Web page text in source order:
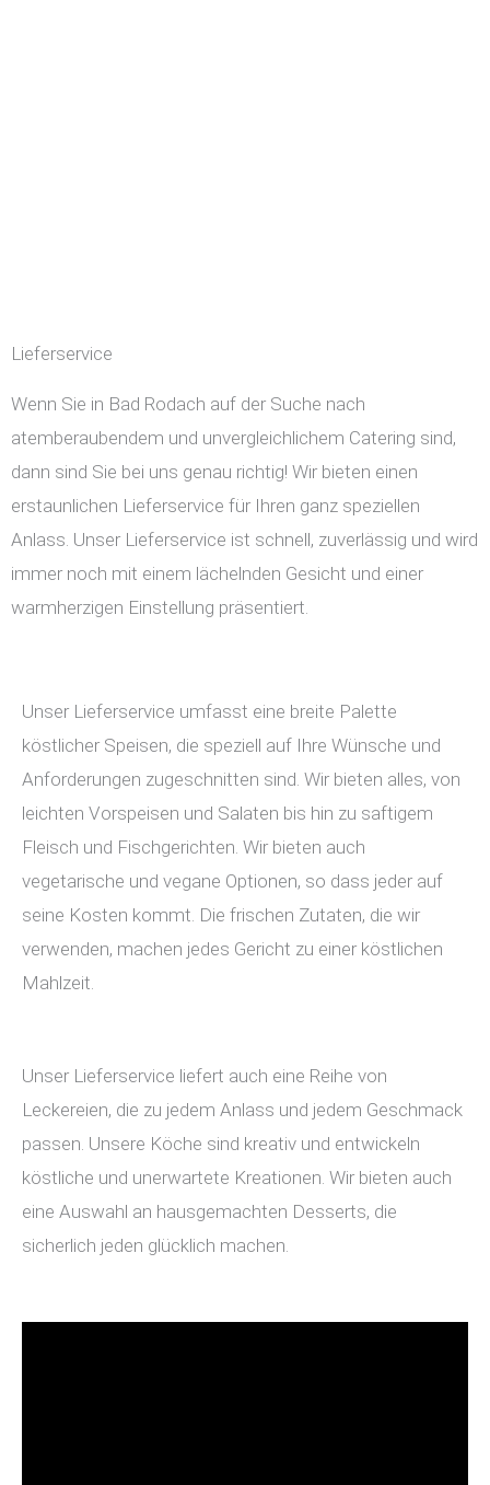
Lieferservice
Wenn Sie in Bad Rodach auf der Suche nach
atemberaubendem und unvergleichlichem Catering sind,
dann sind Sie bei uns genau richtig! Wir bieten einen
erstaunlichen Lieferservice für Ihren ganz speziellen
Anlass. Unser Lieferservice ist schnell, zuverlässig und wird
immer noch mit einem lächelnden Gesicht und einer
warmherzigen Einstellung präsentiert.
Unser Lieferservice umfasst eine breite Palette
köstlicher Speisen, die speziell auf Ihre Wünsche und
Anforderungen zugeschnitten sind. Wir bieten alles, von
leichten Vorspeisen und Salaten bis hin zu saftigem
Fleisch und Fischgerichten. Wir bieten auch
vegetarische und vegane Optionen, so dass jeder auf
seine Kosten kommt. Die frischen Zutaten, die wir
verwenden, machen jedes Gericht zu einer köstlichen
Mahlzeit.
Unser Lieferservice liefert auch eine Reihe von
Leckereien, die zu jedem Anlass und jedem Geschmack
passen. Unsere Köche sind kreativ und entwickeln
köstliche und unerwartete Kreationen. Wir bieten auch
eine Auswahl an hausgemachten Desserts, die
sicherlich jeden glücklich machen.